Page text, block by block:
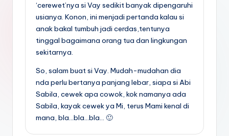
‘cerewet’nya si Vay sedikit banyak dipengaruhi
usianya. Konon, ini menjadi pertanda kalau si
anak bakal tumbuh jadi cerdas,tentunya
tinggal bagaimana orang tua dan lingkungan
sekitarnya.
So, salam buat si Vay. Mudah-mudahan dia
nda perlu bertanya panjang lebar, siapa si Abi
Sabila, cewek apa cowok, kok namanya ada
Sabila, kayak cewek ya Mi, terus Mami kenal di
mana, bla…bla…bla… 🙂